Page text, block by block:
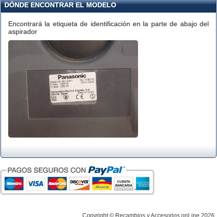
DÓNDE ENCONTRAR EL MODELO
Encontrará la etiqueta de identificación en la parte de abajo del
aspirador
Copyright © Recambios y Accesorios onLine 2026